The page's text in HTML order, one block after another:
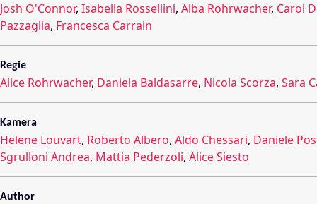
Josh O'Connor, Isabella Rossellini, Alba Rohrwacher, Carol
Pazzaglia, Francesca Carrain
Regie
Alice Rohrwacher, Daniela Baldasarre, Nicola Scorza, Sara
Kamera
Helene Louvart, Roberto Albero, Aldo Chessari, Daniele
Sgrulloni Andrea, Mattia Pederzoli, Alice Siesto
Author